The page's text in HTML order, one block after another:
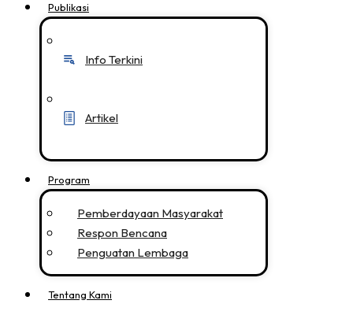
Publikasi
Info Terkini
Artikel
Program
Pemberdayaan Masyarakat
Respon Bencana
Penguatan Lembaga
Tentang Kami